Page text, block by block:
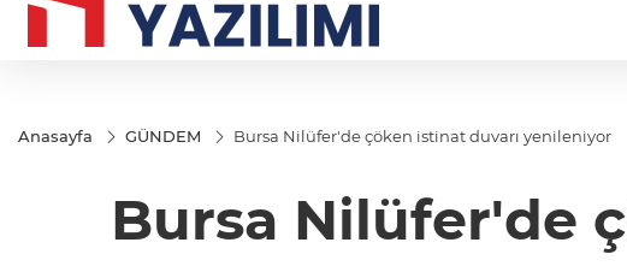
Anasayfa GÜNDEM Bursa Nilüfer'de çöken istinat duvarı yenileniyor
Bursa Nilüfer'de